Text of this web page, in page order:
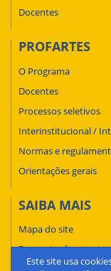
Este site usa
Docentes
PROFARTES
O Programa
Docentes
Processos seletivos
Interinstitucional /
Normas e
Orientações gerais
SAIBA MAIS
Mapa do site
Perguntas frequentes